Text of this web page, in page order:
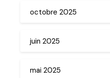
octobre 2025
juin 2025
mai 2025